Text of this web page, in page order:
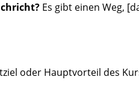
Es gibt einen Weg,
oder Hauptvorteil des